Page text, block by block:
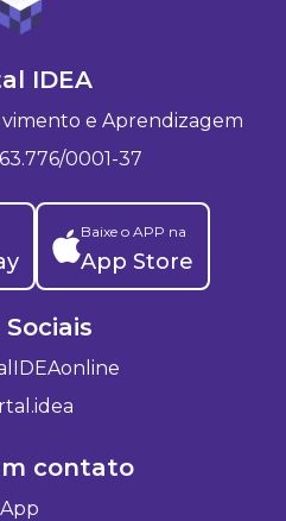
IDEA
e Aprendizagem
0001-37
Baixe o APP na
App Store
Sociais
contato